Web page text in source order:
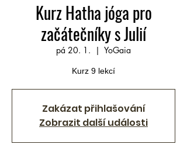
Kurz Hatha jóga pro
začátečníky s Julií
pá 20. 1.
  |
YoGaia
Kurz 9 lekcí
Zakázat přihlašování
Zobrazit další události